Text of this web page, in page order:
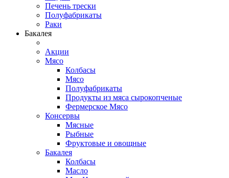
Печень трески
Полуфабрикаты
Раки
Бакалея
Акции
Мясо
Колбасы
Мясо
Полуфабрикаты
Продукты из мяса сырокопченые
Фермерское Мясо
Консервы
Мясные
Рыбные
Фруктовые и овощные
Бакалея
Колбасы
Масло